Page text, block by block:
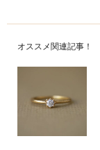
オススメ関連記事！